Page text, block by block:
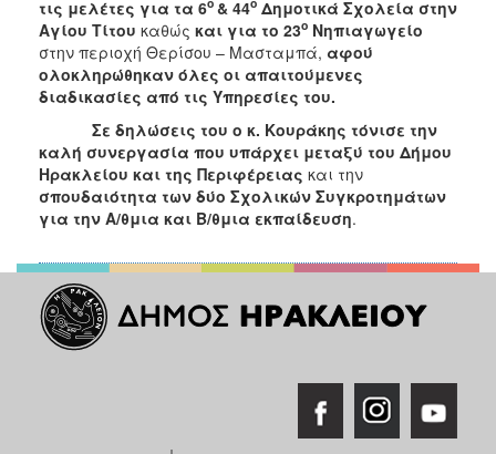
τις μελέτες για τα 6 & 44 Δημοτικά Σχολεία στην
Αγίου Τίτου καθώς και για το 23ο Νηπιαγωγείο
στην περιοχή Θερίσου – Μασταμπά, αφού
ολοκληρώθηκαν όλες οι απαιτούμενες
διαδικασίες από τις Υπηρεσίες του.
Σε δηλώσεις του ο κ. Κουράκης τόνισε την
καλή συνεργασία που υπάρχει μεταξύ του Δήμου
Ηρακλείου και της Περιφέρειας και την
σπουδαιότητα των δύο Σχολικών Συγκροτημάτων
για την Α/θμια και Β/θμια εκπαίδευση.